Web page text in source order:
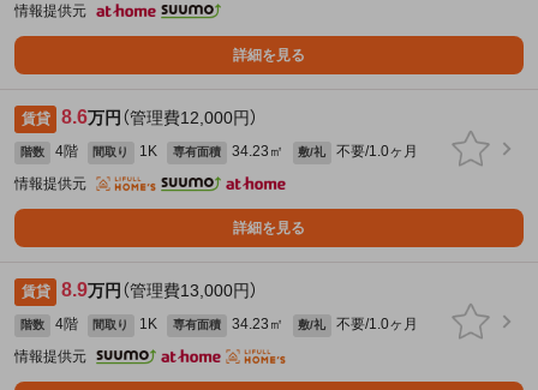
情報提供元
詳細を見る
賃貸 8.6万円 （管理費12,000円）
階数 4階 間取り 1K 専有面積 34.23㎡ 敷/礼
不要/1.0ヶ月
情報提供元
詳細を見る
賃貸 8.9万円 （管理費13,000円）
階数 4階 間取り 1K 専有面積 34.23㎡ 敷/礼
不要/1.0ヶ月
情報提供元